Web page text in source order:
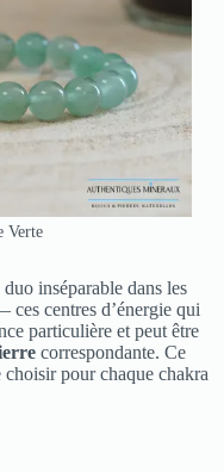
Verte
inséparable dans les
ces centres d’énergie qui
particulière et peut être
correspondante. Ce
pour chaque chakra